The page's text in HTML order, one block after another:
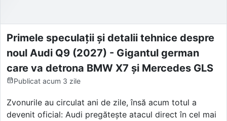
Primele speculații și detalii tehnice despre
noul Audi Q9 (2027) - Gigantul german
care va detrona BMW X7 și Mercedes GLS
Publicat acum 3 zile
Zvonurile au circulat ani de zile, însă acum totul a
devenit oficial: Audi pregătește atacul direct în cel mai